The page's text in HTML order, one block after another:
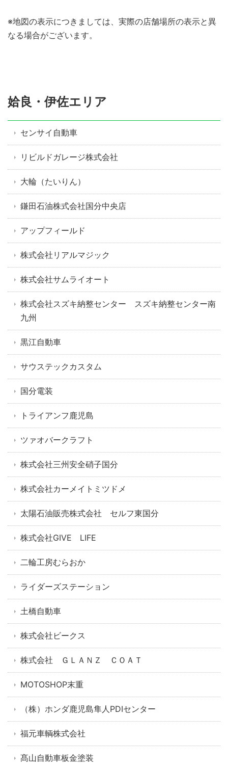
※地図の表示につきましては、実際の店舗場所の表示と異
なる場合がございます。
姶良・伊佐エリア
センサイ自動車
リビルドガレージ株式会社
大輪（たいりん）
鎌田石油株式会社国分中央店
アップフィールド
株式会社リアルマジック
株式会社サムライオート
株式会社スズキ納整センター スズキ納整センター南
九州
黒江自動車
サウステックカスタム
国分電装
トライアンフ鹿児島
ツァオバークラフト
株式会社三州安全硝子国分
株式会社カーメイトミツドメ
太陽石油販売株式会社 セルフ東国分
株式会社GIVE LIFE
二輪工房むらおか
ライダーズステーション
土橋自動車
株式会社ビークス
株式会社 ＧＬＡＮＺ ＣＯＡＴ
MOTOSHOP末重
（株）ホンダ鹿児島隼人PDIセンター
福元車輌株式会社
髙山自動車板金塗装